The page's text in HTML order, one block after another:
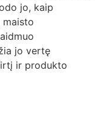
jo, kaip
maisto
jo vertę
ir produkto